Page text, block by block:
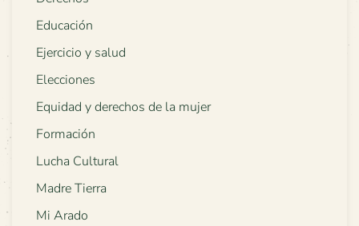
Educación
Ejercicio y salud
Elecciones
Equidad y derechos de la mujer
Formación
Lucha Cultural
Madre Tierra
Mi Arado